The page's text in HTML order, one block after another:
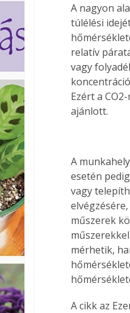
A nagyon
túlélési
relatív
vagy
Ezért a
ajánlott.
A
esetén
vagy
műszerek
mérhetik,
A cikk az